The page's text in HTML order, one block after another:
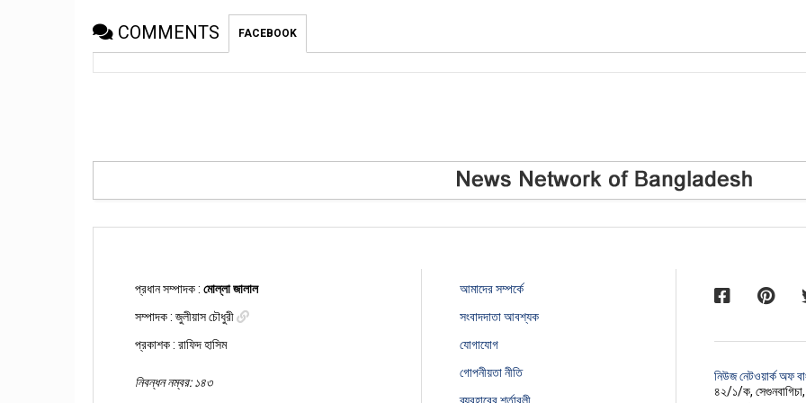
COMMENTS FACEBOOK
প্রধান সম্পাদক : মোল্লা জালাল
সম্পাদক : জুলীয়াস চৌধুরী
প্রকাশক : রাফিদ হাসিম
নিবন্ধন নম্বর: ১৪৩
আমাদের সম্পর্কে
সংবাদদাতা আবশ্যক
যোগাযোগ
গোপনীয়তা নীতি
ব্যবহারের শর্তাবলী
নিউজ নেটওয়ার্ক অফ
৪২/১/ক,